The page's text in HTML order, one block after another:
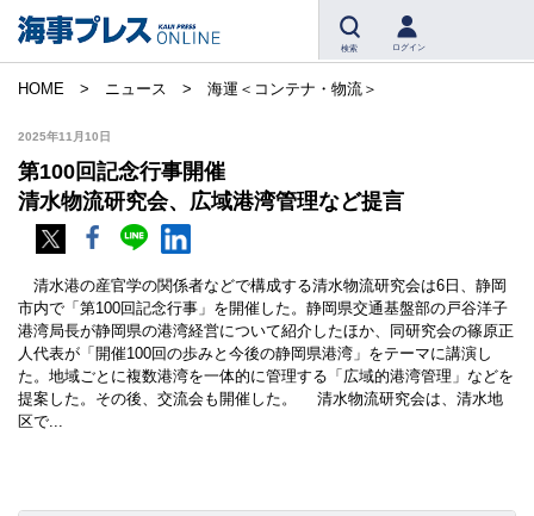
検索 ログイン
HOME ニュース 海運＜コンテナ・物流＞
2025年11月10日
第100回記念行事開催
清水物流研究会、広域港湾管理など提言
清水港の産官学の関係者などで構成する清水物流研究会は6日、静岡
市内で「第100回記念行事」を開催した。静岡県交通基盤部の戸谷洋子
港湾局長が静岡県の港湾経営について紹介したほか、同研究会の篠原正
人代表が「開催100回の歩みと今後の静岡県港湾」をテーマに講演し
た。地域ごとに複数港湾を一体的に管理する「広域的港湾管理」などを
提案した。その後、交流会も開催した。 清水物流研究会は、清水地
区で...